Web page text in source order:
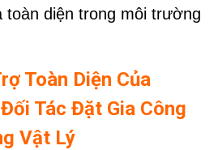
toàn diện trong môi trường
Toàn Diện Của
Tác Đặt Gia Công
Vật Lý